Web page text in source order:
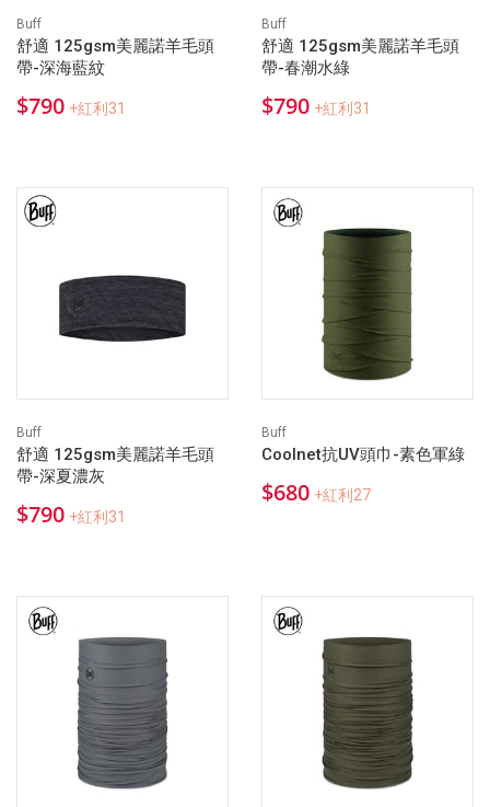
Buff
舒適 125gsm美麗諾羊毛頭
帶-深海藍紋
$790 +紅利31
Buff
舒適 125gsm美麗諾羊毛頭
帶-春潮水綠
$790 +紅利31
Buff
舒適 125gsm美麗諾羊毛頭
帶-深夏濃灰
$790 +紅利31
Buff
Coolnet抗UV頭巾-素色軍綠
$680 +紅利27